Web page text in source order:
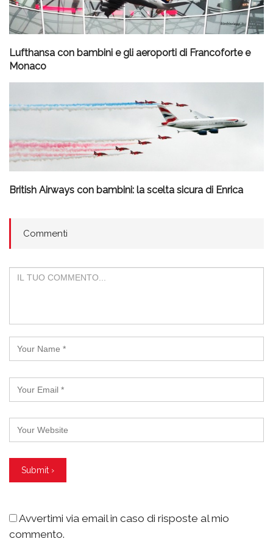
Lufthansa con bambini e gli aeroporti di Francoforte e
Monaco
British Airways con bambini: la scelta sicura di Enrica
Commenti
Avvertimi via email in caso di risposte al mio
commento.